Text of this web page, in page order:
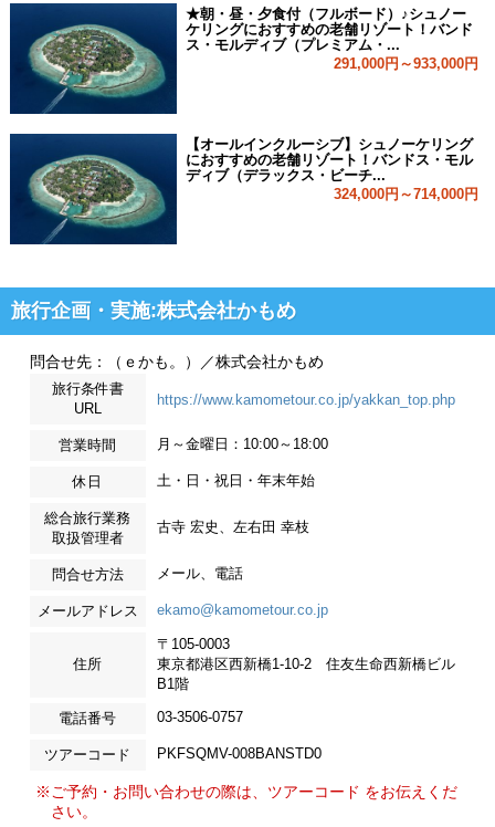
★朝・昼・夕食付（フルボード）♪シュノー
ケリングにおすすめの老舗リゾート！バンド
ス・モルディブ（プレミアム・...
291,000円～933,000円
【オールインクルーシブ】シュノーケリング
におすすめの老舗リゾート！バンドス・モル
ディブ（デラックス・ビーチ...
324,000円～714,000円
旅行企画・実施:株式会社かもめ
問合せ先：（ｅかも。）／株式会社かもめ
旅行条件書
URL
https://www.kamometour.co.jp/yakkan_top.php
営業時間 月～金曜日：10:00～18:00
休日 土・日・祝日・年末年始
総合旅行業務
取扱管理者
古寺 宏史、左右田 幸枝
問合せ方法 メール、電話
メールアドレス ekamo@kamometour.co.jp
住所
〒105-0003
東京都港区西新橋1-10-2 住友生命西新橋ビル
B1階
電話番号 03-3506-0757
ツアーコード PKFSQMV-008BANSTD0
※ご予約・お問い合わせの際は、ツアーコード をお伝えくだ
さい。